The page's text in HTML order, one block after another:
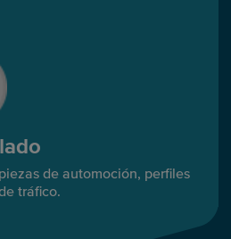
de automoción, perfiles
tráfico.